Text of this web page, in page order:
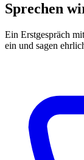
Sprechen
Ein Erstgespräch
ein und sagen